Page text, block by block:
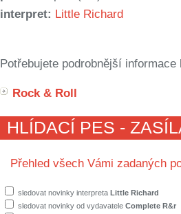
interpret: Little Richard
Potřebujete podrobnější
Rock & Roll
HLÍDACÍ PES -
Přehled všech Vámi zadaných
sledovat novinky interpreta Little Richard
sledovat novinky od vydavatele Complete R&r